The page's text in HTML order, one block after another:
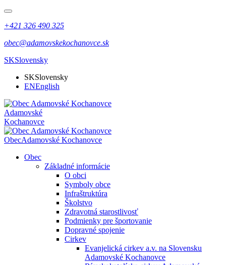
+421 326 490 325
obec@adamovskekochanovce.sk
SKSlovensky
SKSlovensky
ENEnglish
Adamovské
Kochanovce
ObecAdamovské Kochanovce
Obec
Základné informácie
O obci
Symboly obce
Infraštruktúra
Školstvo
Zdravotná starostlivosť
Podmienky pre športovanie
Dopravné spojenie
Cirkev
Evanjelická cirkev a.v. na Slovensku
Adamovské Kochanovce